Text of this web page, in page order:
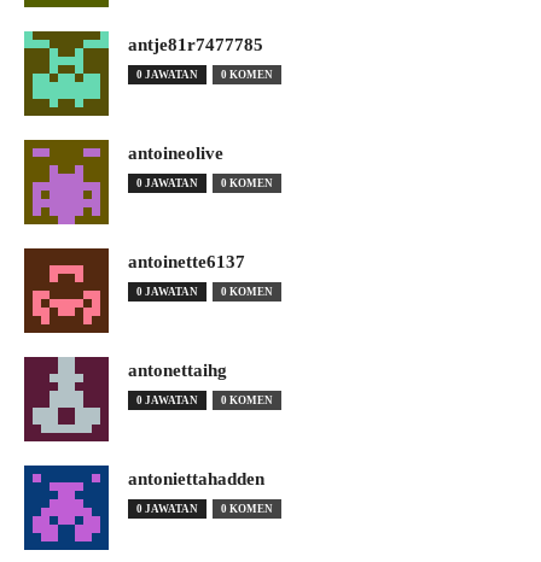
antje81r7477785
0 JAWATAN 0 KOMEN
antoineolive
0 JAWATAN 0 KOMEN
antoinette6137
0 JAWATAN 0 KOMEN
antonettaihg
0 JAWATAN 0 KOMEN
antoniettahadden
0 JAWATAN 0 KOMEN